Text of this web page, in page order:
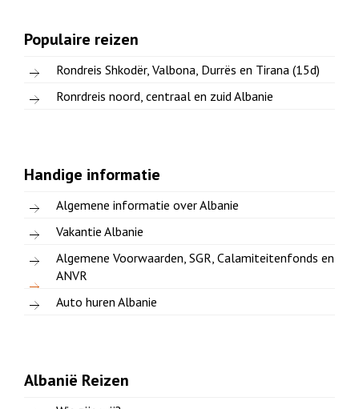
Populaire reizen
Rondreis Shkodër, Valbona, Durrës en Tirana (15d)
Ronrdreis noord, centraal en zuid Albanie
Handige informatie
Algemene informatie over Albanie
Vakantie Albanie
Algemene Voorwaarden, SGR, Calamiteitenfonds en
ANVR
Auto huren Albanie
Albanië Reizen